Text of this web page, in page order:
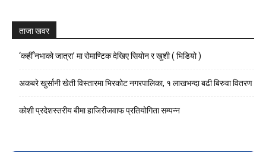
ताजा खवर
‘कहीँ नभाको जात्रा’ मा रोमाण्टिक देखिए सियोन र खुशी ( भिडियो )
अकबरे खुर्सानी खेती विस्तारमा भिरकोट नगरपालिका, १ लाखभन्दा बढी बिरुवा वितरण
कोशी प्रदेशस्तरीय बीमा हाजिरीजवाफ प्रतियोगिता सम्पन्न